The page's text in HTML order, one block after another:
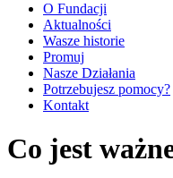
O Fundacji
Aktualności
Wasze historie
Promuj
Nasze Działania
Potrzebujesz pomocy?
Kontakt
Co jest